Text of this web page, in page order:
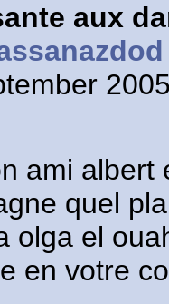
aux
ami albert
quel
olga el
en votre